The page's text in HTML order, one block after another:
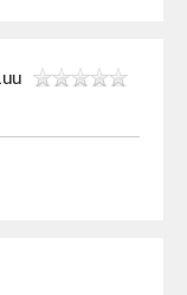
ยา
นน